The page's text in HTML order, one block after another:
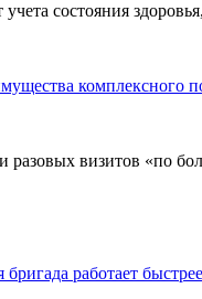
состояния
комплексного
разовых визитов «по
работает